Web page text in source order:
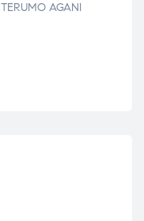
TERUMO AGANI